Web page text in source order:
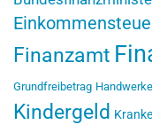
Finanzamt
Grundfreibetrag
Kindergeld